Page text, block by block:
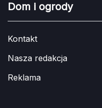
Dom i ogrody
Kontakt
Nasza redakcja
Reklama